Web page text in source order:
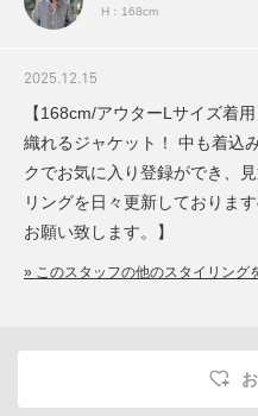
H：168cm
2025.12.15
【168cm/アウターLサイズ着
織れるジャケット！ 中も着込
クでお気に入り登録ができ、
リングを日々更新しておりま
お願い致します。】
» このスタッフの他のスタイリング